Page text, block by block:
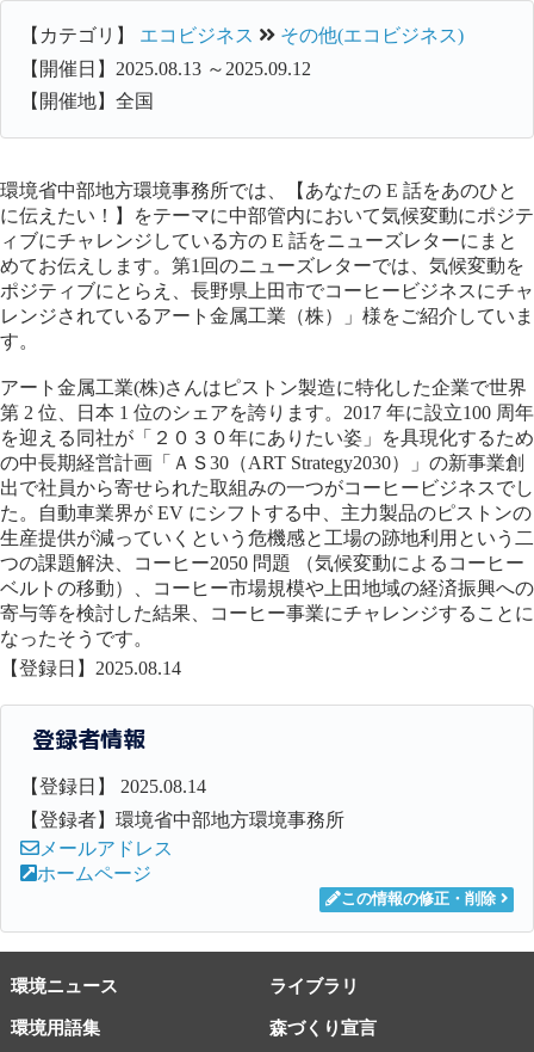
【カテゴリ】 エコビジネス
その他(エコビジネス)
【開催日】2025.08.13 ～2025.09.12
【開催地】全国
環境省中部地方環境事務所では、【あなたの E 話をあのひと
に伝えたい！】をテーマに中部管内において気候変動にポジテ
ィブにチャレンジしている方の E 話をニューズレターにまと
めてお伝えします。第1回のニューズレターでは、気候変動を
ポジティブにとらえ、長野県上田市でコーヒービジネスにチャ
レンジされているアート金属工業（株）」様をご紹介していま
す。
アート金属工業(株)さんはピストン製造に特化した企業で世界
第 2 位、日本 1 位のシェアを誇ります。2017 年に設立100 周年
を迎える同社が「２０３０年にありたい姿」を具現化するため
の中長期経営計画「ＡＳ30（ART Strategy2030）」の新事業創
出で社員から寄せられた取組みの一つがコーヒービジネスでし
た。自動車業界が EV にシフトする中、主力製品のピストンの
生産提供が減っていくという危機感と工場の跡地利用という二
つの課題解決、コーヒー2050 問題 （気候変動によるコーヒー
ベルトの移動）、コーヒー市場規模や上田地域の経済振興への
寄与等を検討した結果、コーヒー事業にチャレンジすることに
なったそうです。
【登録日】2025.08.14
登録者情報
【登録日】 2025.08.14
【登録者】環境省中部地方環境事務所
メールアドレス
ホームページ
この情報の修正・削除
環境ニュース ライブラリ
環境用語集 森づくり宣言